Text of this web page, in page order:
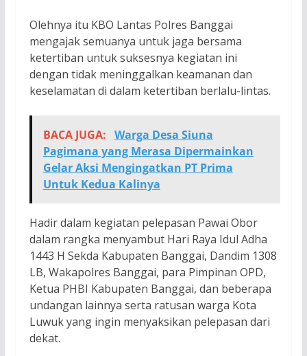
Olehnya itu KBO Lantas Polres Banggai
mengajak semuanya untuk jaga bersama
ketertiban untuk suksesnya kegiatan ini
dengan tidak meninggalkan keamanan dan
keselamatan di dalam ketertiban berlalu-lintas.
BACA JUGA: Warga Desa Siuna
Pagimana yang Merasa Dipermainkan
Gelar Aksi Mengingatkan PT Prima
Untuk Kedua Kalinya
Hadir dalam kegiatan pelepasan Pawai Obor
dalam rangka menyambut Hari Raya Idul Adha
1443 H Sekda Kabupaten Banggai, Dandim 1308
LB, Wakapolres Banggai, para Pimpinan OPD,
Ketua PHBI Kabupaten Banggai, dan beberapa
undangan lainnya serta ratusan warga Kota
Luwuk yang ingin menyaksikan pelepasan dari
dekat.